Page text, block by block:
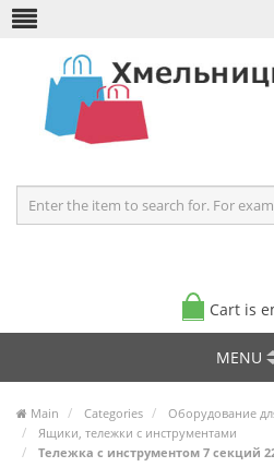
Cart is
MENU
Main Categories
Оборудование
Ящики, тележки с инструментами
Тележка с инструментом 7 секций